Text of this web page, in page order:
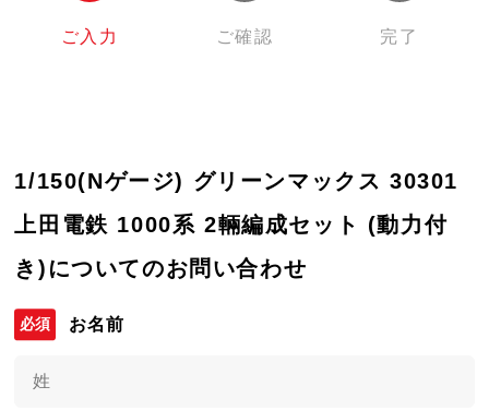
ご入力 ご確認 完了
1/150(Nゲージ) グリーンマックス 30301
上田電鉄 1000系 2輛編成セット (動力付
き)についてのお問い合わせ
お名前